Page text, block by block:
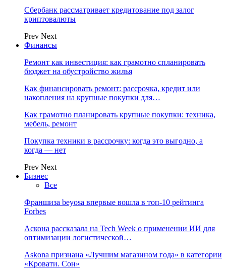
Сбербанк рассматривает кредитование под залог
криптовалюты
Prev Next
Финансы
Ремонт как инвестиция: как грамотно спланировать
бюджет на обустройство жилья
Как финансировать ремонт: рассрочка, кредит или
накопления на крупные покупки для…
Как грамотно планировать крупные покупки: техника,
мебель, ремонт
Покупка техники в рассрочку: когда это выгодно, а
когда — нет
Prev Next
Бизнес
Все
Франшиза beyosa впервые вошла в топ-10 рейтинга
Forbes
Аскона рассказала на Tech Week о применении ИИ для
оптимизации логистической…
Askona признана «Лучшим магазином года» в категории
«Кровати. Сон»